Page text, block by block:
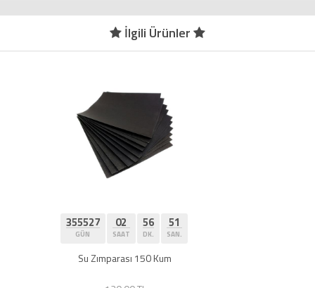
İlgili Ürünler
355527
Disk Zımpara Cırtlı 11,5Cm 180 Kum 10